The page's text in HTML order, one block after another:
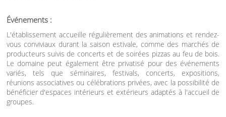
Événements :
L'établissement accueille régulièrement des animations et rendez-
vous conviviaux durant la saison estivale, comme des marchés de
producteurs suivis de concerts et de soirées pizzas au feu de bois.
Le domaine peut également être privatisé pour des événements
variés, tels que séminaires, festivals, concerts, expositions,
réunions associatives ou célébrations privées, avec la possibilité de
bénéficier d'espaces intérieurs et extérieurs adaptés à l'accueil de
groupes.